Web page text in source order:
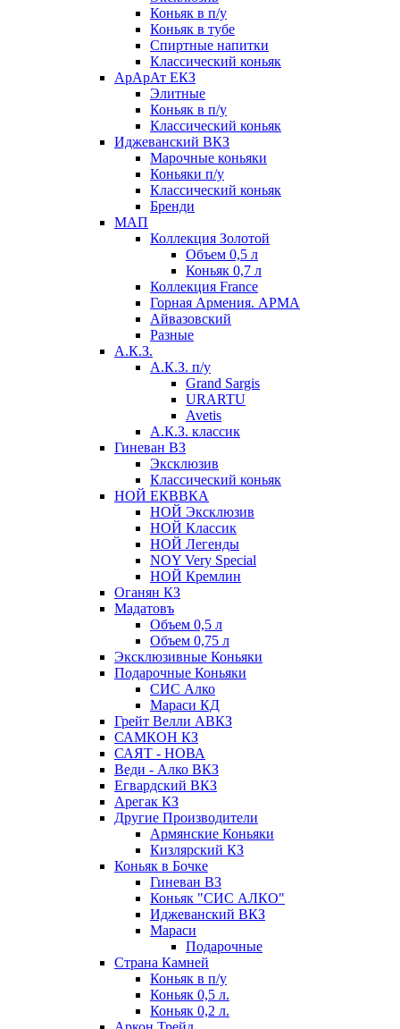
Коньяк в п/у
Коньяк в тубе
Спиртные напитки
Классический коньяк
АрАрАт ЕКЗ
Элитные
Коньяк в п/у
Классический коньяк
Иджеванский ВКЗ
Марочные коньяки
Коньяки п/у
Классический коньяк
Бренди
МАП
Коллекция Золотой
Объем 0,5 л
Коньяк 0,7 л
Коллекция France
Горная Армения. АРМА
Айвазовский
Разные
А.К.З.
А.К.З. п/у
Grand Sargis
URARTU
Avetis
А.К.З. классик
Гиневан ВЗ
Эксклюзив
Классический коньяк
НОЙ ЕКВВКА
НОЙ Эксклюзив
НОЙ Классик
НОЙ Легенды
NOY Very Speсial
НОЙ Кремлин
Оганян КЗ
Мадатовъ
Объем 0,5 л
Объем 0,75 л
Эксклюзивные Коньяки
Подарочные Коньяки
СИС Алко
Мараси КД
Грейт Велли АВКЗ
САМКОН КЗ
САЯТ - НОВА
Веди - Алко ВКЗ
Егвардский ВКЗ
Арегак КЗ
Другие Производители
Армянские Коньяки
Кизлярский КЗ
Коньяк в Бочке
Гиневан ВЗ
Коньяк "СИС АЛКО"
Иджеванский ВКЗ
Мараси
Подарочные
Страна Камней
Коньяк в п/у
Коньяк 0,5 л.
Коньяк 0,2 л.